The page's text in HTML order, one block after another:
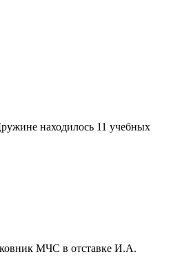
находилось 11 учебных
МЧС в отставке И.А.